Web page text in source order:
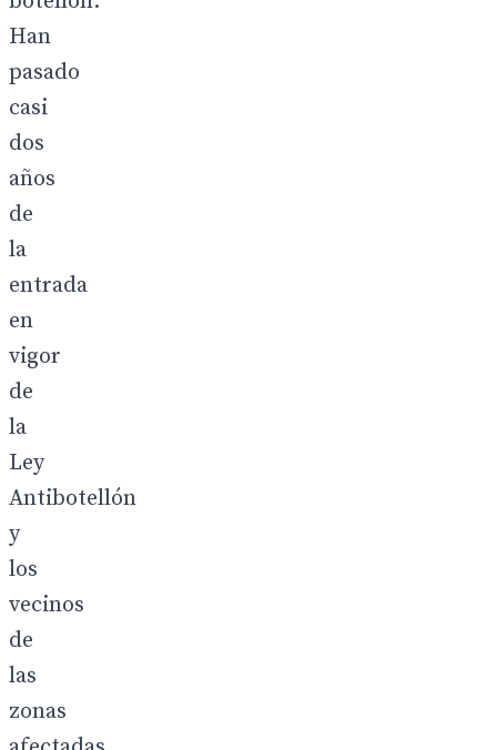
Han
pasado
casi
dos
años
de
la
entrada
en
vigor
de
la
Ley
Antibotellón
y
los
vecinos
de
las
zonas